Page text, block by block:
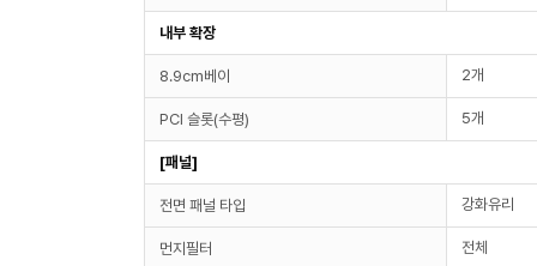
내부 확장
8.9cm베이 2개
PCI 슬롯(수평) 5개
[패널]
전면 패널 타입 강화유리
먼지필터 전체